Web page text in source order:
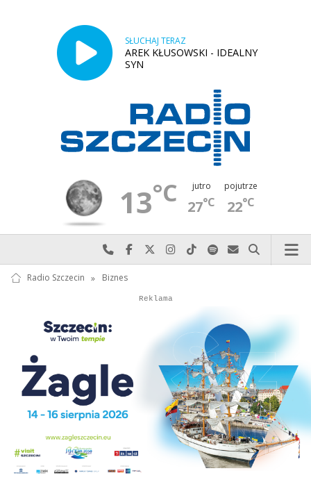
SŁUCHAJ TERAZ
AREK KŁUSOWSKI - IDEALNY
SYN
13°C jutro
27°C
pojutrze
22°C
Najlepiej po prostu do nas zadzwoń
Odwiedź nas na Facebook-u
Odwiedź nas na X
Odwiedź nas na Instagram-ie
Odwiedź nas na TikTok-u
Szukaj nas na Spotify
Wyślij do nas
Szukaj
Radio Szczecin » Biznes
Autopromocja
Reklama